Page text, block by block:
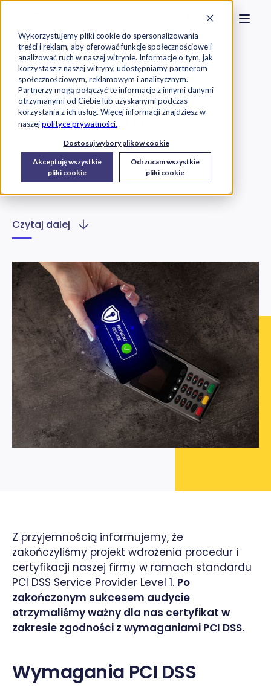
Wykorzystujemy pliki cookie do spersonalizowania
treści i reklam, aby oferować funkcje społecznościowe i
analizować ruch w naszej witrynie. Informacje o tym, jak
korzystasz z naszej witryny, udostępniamy partnerom
społecznościowym, reklamowym i analitycznym.
Partnerzy mogą połączyć te informacje z innymi danymi
otrzymanymi od Ciebie lub uzyskanymi podczas
korzystania z ich usług. Więcej informacji znajdziesz w
naszejpolityce prywatności.
Dostosuj wybory plików cookie
Akceptuję wszystkie
pliki cookie
Odrzucam wszystkie
pliki cookie
Szukaj na stronie
Skontaktuj
Exorigo-Upos Blog
Oprogramowanie
Certyfikat PCI DSS
2016-04-15
Aneta Szczygłowska
Czytaj dalej
Z przyjemnością informujemy, że
zakończyliśmy projekt wdrożenia procedur i
certyfikacji naszej firmy w ramach standardu
PCI DSS Service Provider Level 1. Po
zakończonym sukcesem audycie
otrzymaliśmy ważny dla nas certyfikat w
zakresie zgodności z wymaganiami PCI DSS.
Wymagania PCI DSS